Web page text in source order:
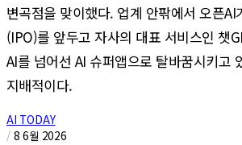
변곡점을 맞이했다. 업계 안팎에서 오픈AI
(IPO)를 앞두고 자사의 대표 서비스인 챗
AI를 넘어선 AI 슈퍼앱으로 탈바꿈시키고
지배적이다.
AI TODAY
/ 8 6월 2026